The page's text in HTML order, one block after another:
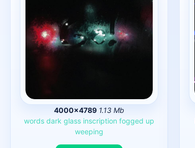
4000×4789 1.13 Mb
words dark glass inscription fogged up
weeping